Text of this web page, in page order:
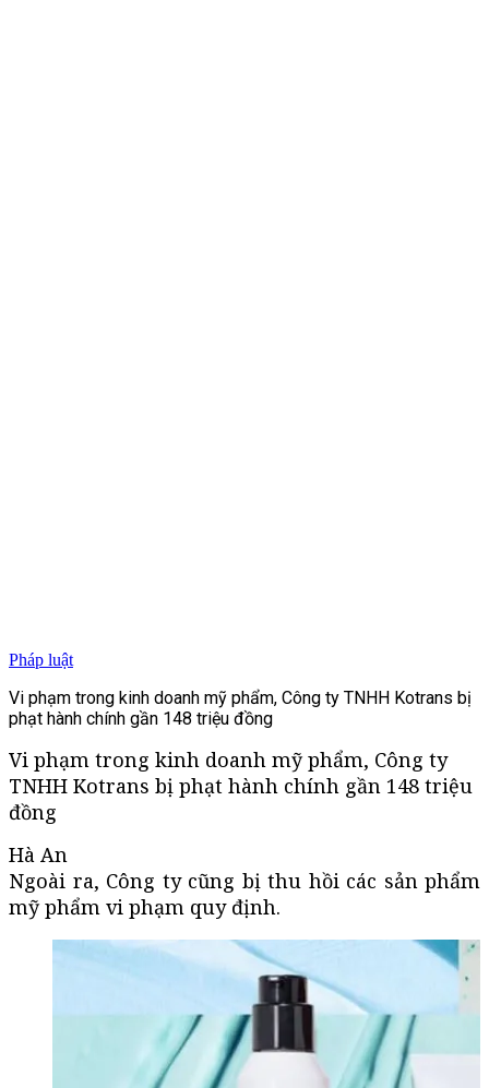
Pháp luật
Vi phạm trong kinh doanh mỹ phẩm, Công ty TNHH Kotrans bị
phạt hành chính gần 148 triệu đồng
Vi phạm trong kinh doanh mỹ phẩm, Công ty
TNHH Kotrans bị phạt hành chính gần 148 triệu
đồng
Hà An
Ngoài ra, Công ty cũng bị thu hồi các sản phẩm
mỹ phẩm vi phạm quy định.